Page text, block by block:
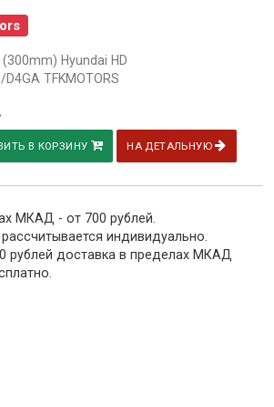
Hyundai HD
TFKMOTORS
В КОРЗИНУ НА ДЕТАЛЬНУЮ
МКАД - от 700 рублей.
индивидуально.
рублей доставка в пределах МКАД